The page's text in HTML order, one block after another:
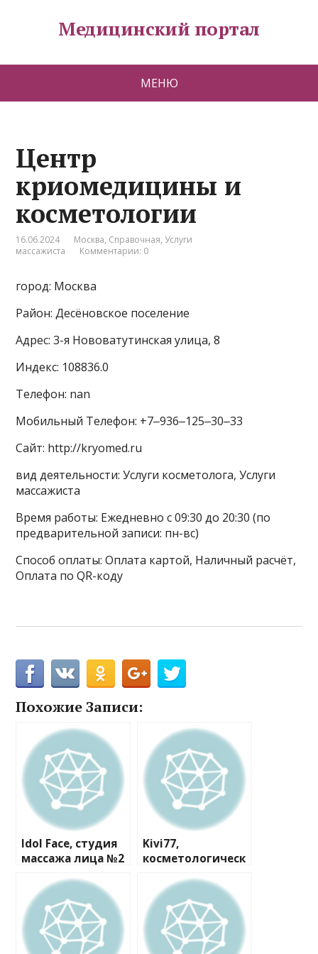
Медицинский портал
МЕНЮ
Центр
криомедицины и
косметологии
16.06.2024 Москва, Справочная, Услуги
массажиста
Комментарии: 0
город: Москва
Район: Десёновское поселение
Адрес: 3-я Нововатутинская улица, 8
Индекс: 108836.0
Телефон: nan
Мобильный Телефон: +7‒936‒125‒30‒33
Сайт: http://kryomed.ru
вид деятельности: Услуги косметолога, Услуги
массажиста
Время работы: Ежедневно с 09:30 до 20:30 (по
предварительной записи: пн-вс)
Способ оплаты: Оплата картой, Наличный расчёт,
Оплата по QR-коду
Похожие Записи:
Idol Face, студия
массажа лица №2
Kivi77,
косметологическ